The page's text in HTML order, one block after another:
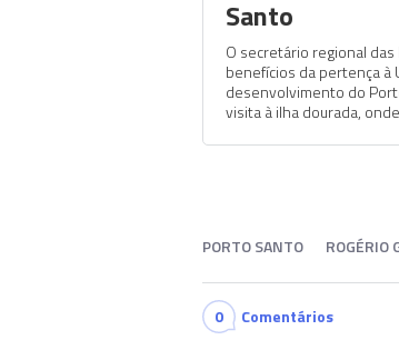
Santo
O secretário regional
benefícios da pertença à
desenvolvimento do
visita à ilha dourada,
PORTO SANTO ROGÉRIO
0 Comentários